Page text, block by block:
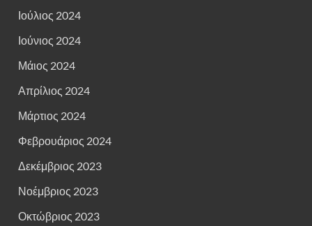
Ιούλιος 2024
Ιούνιος 2024
Μάιος 2024
Απρίλιος 2024
Μάρτιος 2024
Φεβρουάριος 2024
Δεκέμβριος 2023
Νοέμβριος 2023
Οκτώβριος 2023